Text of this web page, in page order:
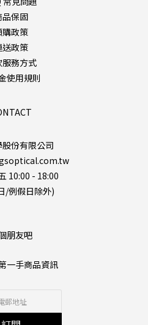
品保固
購政策
送政策
服務方式
使用規則
份有限公司
10:00 - 18:00
/例假日除外)
朋友吧
一手商品資訊